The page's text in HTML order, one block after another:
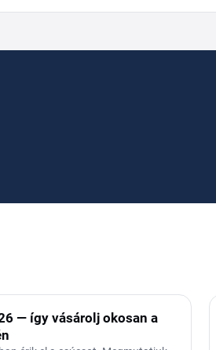
— így vásárolj okosan a